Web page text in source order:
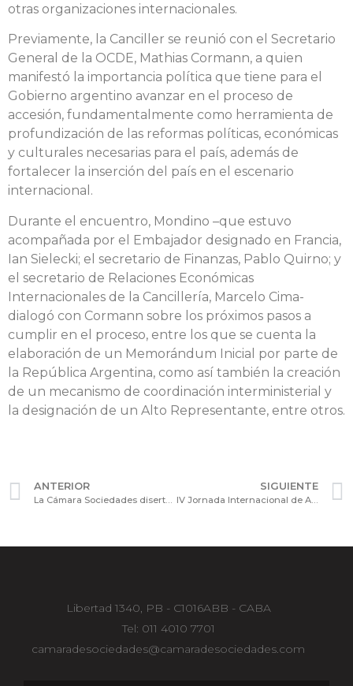
otras organizaciones internacionales.
Previamente, la Canciller se reunió con el Secretario
General de la OCDE, Mathias Cormann, a quien
manifestó la importancia política que tiene para el
Gobierno argentino avanzar en el proceso de
accesión, fundamentalmente como herramienta de
profundización de las reformas políticas, económicas
y culturales necesarias para el país, además de
fortalecer la inserción del país en el escenario
internacional.
Durante el encuentro, Mondino –que estuvo
acompañada por el Embajador designado en Francia,
Ian Sielecki; el secretario de Finanzas, Pablo Quirno; y
el secretario de Relaciones Económicas
Internacionales de la Cancillería, Marcelo Cima-
dialogó con Cormann sobre los próximos pasos a
cumplir en el proceso, entre los que se cuenta la
elaboración de un Memorándum Inicial por parte de
la República Argentina, como así también la creación
de un mecanismo de coordinación interministerial y
la designación de un Alto Representante, entre otros.
ANTERIOR
La Cámara Sociedades disertó como invitada en la Cámara de Diputados sobre la Ley de Reforma Laboral
SIGUIENTE
IV Jornada Internacional de Actualización: “Oferta Pública & Mercado de Capitales”
Libertad 1340, PB - C1016ABB - CABA
Tel: 011 4010 7701
camaradesociedades@camaradesociedades.com